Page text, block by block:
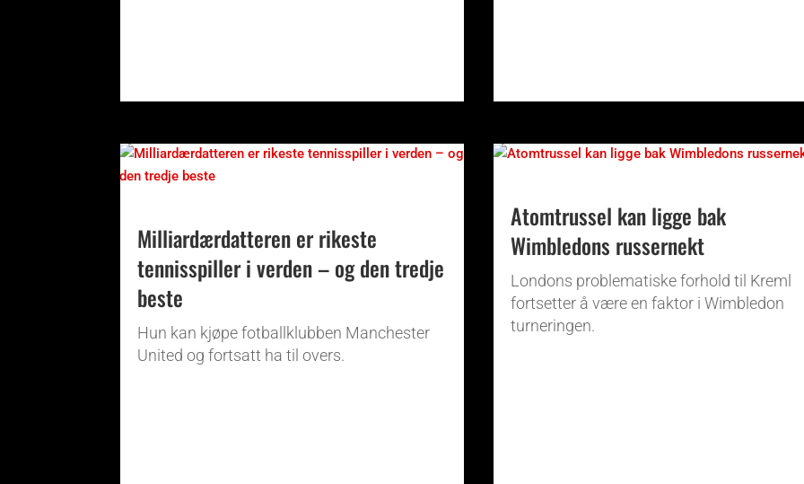
Milliardærdatteren er rikeste
tennisspiller i verden – og den tredje
beste
Hun kan kjøpe fotballklubben Manchester
United og fortsatt ha til overs.
Atomtrussel kan ligge bak
Wimbledons russernekt
Londons problematiske forhold til Kreml
fortsetter å være en faktor i Wimbledon
turneringen.